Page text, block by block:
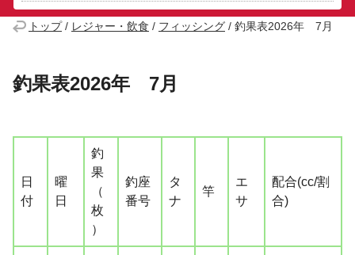
トップ/ レジャー・飲食 / フィッシング / 釣果表2026年 7月
釣果表2026年 7月
日
付
曜
日
釣
果
（
枚
）
釣座
番号
タ
ナ
竿
エ
サ
配合(cc/割
合)